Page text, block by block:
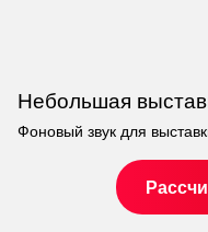
Небольшая
Фоновый звук для